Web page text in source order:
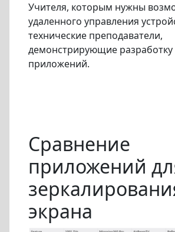
Учителя, которым нужны
удаленного управления
технические преподаватели,
демонстрирующие
приложений.
Сравнение
приложений
экрана